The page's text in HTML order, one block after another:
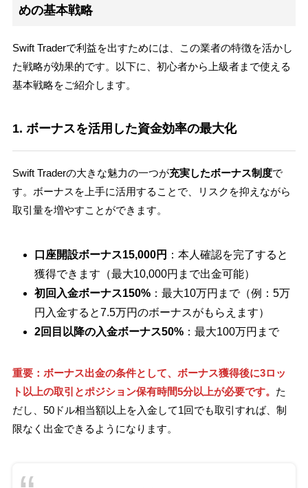
めの基本戦略
Swift Traderで利益を出すためには、この業者の特徴を活かし
た戦略が効果的です。以下に、初心者から上級者まで使える
基本戦略をご紹介します。
1. ボーナスを活用した資金効率の最大化
Swift Traderの大きな魅力の一つが充実したボーナス制度で
す。ボーナスを上手に活用することで、リスクを抑えながら
取引量を増やすことができます。
口座開設ボーナス15,000円 ：本人確認を完了すると
獲得できます（最大10,000円まで出金可能）
初回入金ボーナス150%：最大10万円まで（例：5万
円入金すると7.5万円のボーナスがもらえます）
2回目以降の入金ボーナス50%：最大100万円まで
重要：ボーナス出金の条件として、ボーナス獲得後に3ロッ
ト以上の取引とポジション保有時間5分以上が必要です。 た
だし、50ドル相当額以上を入金して1回でも取引すれば、制
限なく出金できるようになります。